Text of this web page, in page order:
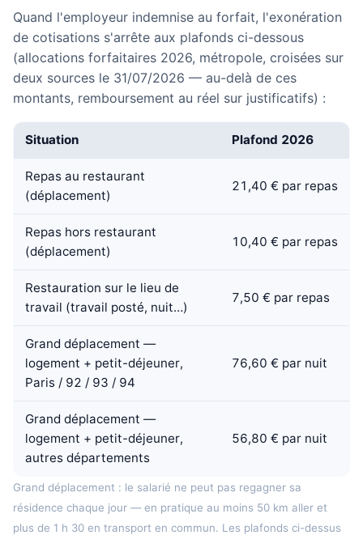
Quand l'employeur indemnise au forfait, l'exonération
de cotisations s'arrête aux plafonds ci-dessous
(allocations forfaitaires 2026, métropole, croisées sur
deux sources le 31/07/2026 — au-delà de ces
montants, remboursement au réel sur justificatifs) :
Situation Plafond 2026
Repas au restaurant
(déplacement)
21,40 € par repas
Repas hors restaurant
(déplacement)
10,40 € par repas
Restauration sur le lieu de
travail (travail posté, nuit…)
7,50 € par repas
Grand déplacement —
logement + petit-déjeuner,
Paris / 92 / 93 / 94
76,60 € par nuit
Grand déplacement —
logement + petit-déjeuner,
autres départements
56,80 € par nuit
Grand déplacement : le salarié ne peut pas regagner sa
résidence chaque jour — en pratique au moins 50 km aller et
plus de 1 h 30 en transport en commun. Les plafonds ci-dessus